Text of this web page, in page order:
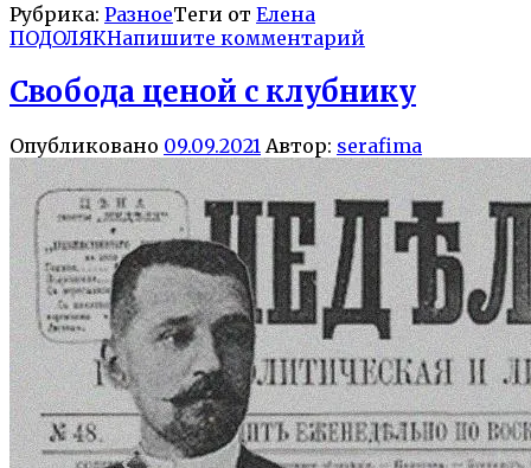
Рубрика: РазноеТеги от Елена
ПОДОЛЯКНапишите комментарий
Свобода ценой с клубнику
Опубликовано 09.09.2021 Автор: serafima